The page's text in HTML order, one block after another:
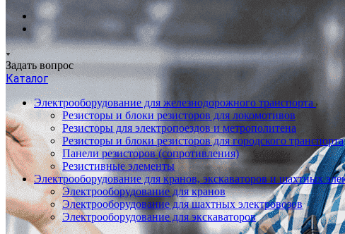
Задать вопрос
Каталог
Электрооборудование для железнодорожного транспорта
Резисторы и блоки резисторов для локомотивов
Резисторы для электропоездов и метрополитена
Резисторы и блоки резисторов для городского транспорта
Панели резисторов (сопротивления)
Резистивные элементы
Электрооборудование для кранов, экскаваторов и шахтных
Электрооборудование для кранов
Электрооборудование для шахтных электровозов
Электрооборудование для экскаваторов